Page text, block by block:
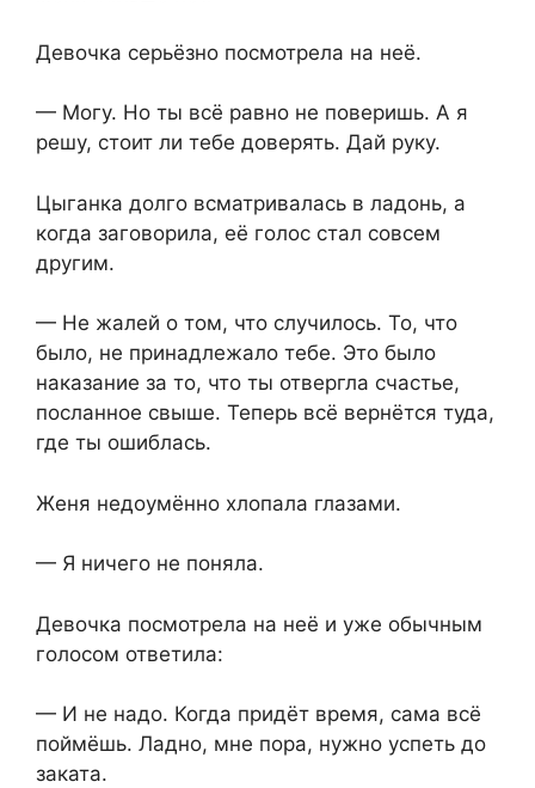
Девочка серьёзно посмотрела на неё.
— Могу. Но ты всё равно не поверишь. А я
решу, стоит ли тебе доверять. Дай руку.
Цыганка долго всматривалась в ладонь, а
когда заговорила, её голос стал совсем
другим.
— Не жалей о том, что случилось. То, что
было, не принадлежало тебе. Это было
наказание за то, что ты отвергла счастье,
посланное свыше. Теперь всё вернётся туда,
где ты ошиблась.
Женя недоумённо хлопала глазами.
— Я ничего не поняла.
Девочка посмотрела на неё и уже обычным
голосом ответила:
— И не надо. Когда придёт время, сама всё
поймёшь. Ладно, мне пора, нужно успеть до
заката.